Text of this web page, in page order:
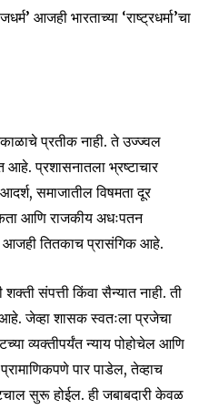
आजही भारताच्या ‘राष्ट्रधर्मा’चा
प्रतीक नाही. ते उज्ज्वल
आहे. प्रशासनातला भ्रष्टाचार
आदर्श, समाजातील विषमता दूर
आणि राजकीय अधःपतन
आजही तितकाच प्रासंगिक आहे.
संपत्ती किंवा सैन्यात नाही. ती
जेव्हा शासक स्वतःला प्रजेचा
व्यक्तीपर्यंत न्याय पोहोचेल आणि
पार पाडेल, तेव्हाच
सुरू होईल. ही जबाबदारी केवळ